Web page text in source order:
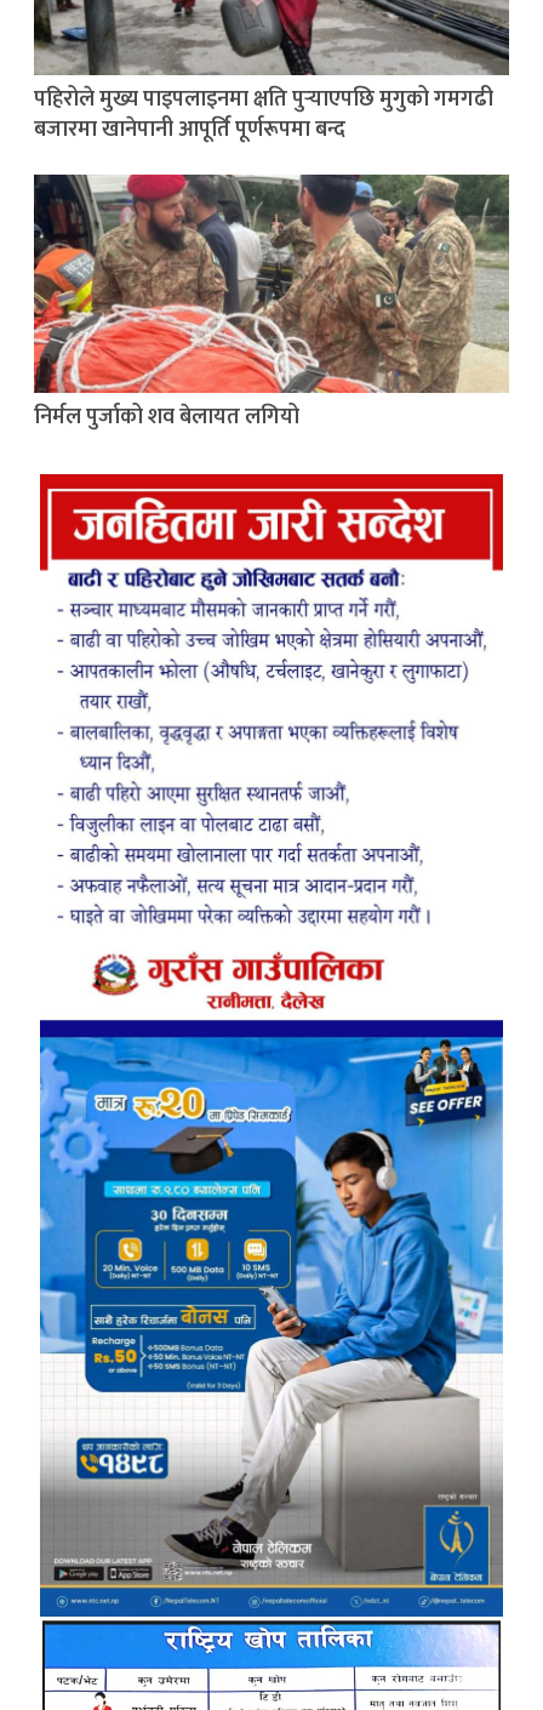
पहिरोले मुख्य पाइपलाइनमा क्षति पुर्‍याएपछि मुगुको गमगढी
बजारमा खानेपानी आपूर्ति पूर्णरूपमा बन्द
निर्मल पुर्जाको शव बेलायत लगियो